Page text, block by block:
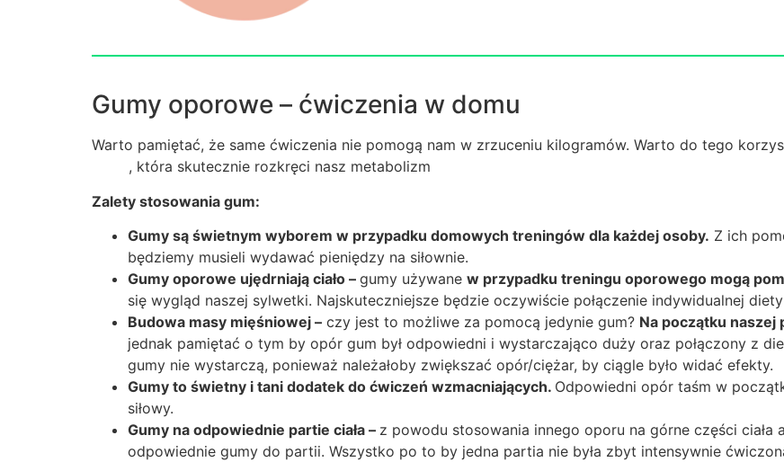
Gumy oporowe – ćwiczenia w domu
Warto pamiętać, że same ćwiczenia nie pomogą nam w zrzuceniu kilogramów. Warto do tego
, która skutecznie rozkręci nasz metabolizm
Zalety stosowania gum:
Gumy są świetnym wyborem w przypadku domowych treningów dla każdej osoby. Z ich
będziemy musieli wydawać pieniędzy na siłownie.
Gumy oporowe ujędrniają ciało – gumy używane w przypadku treningu oporowego mogą
się wygląd naszej sylwetki. Najskuteczniejsze będzie oczywiście połączenie indywidualnej
Budowa masy mięśniowej – czy jest to możliwe za pomocą jedynie gum? Na początku naszej
jednak pamiętać o tym by opór gum był odpowiedni i wystarczająco duży oraz połączony z
gumy nie wystarczą, ponieważ należałoby zwiększać opór/ciężar, by ciągle było widać efekty.
Gumy to świetny i tani dodatek do ćwiczeń wzmacniających. Odpowiedni opór taśm w
siłowy.
Gumy na odpowiednie partie ciała – z powodu stosowania innego oporu na górne części
odpowiednie gumy do partii. Wszystko po to by jedna partia nie była zbyt intensywnie